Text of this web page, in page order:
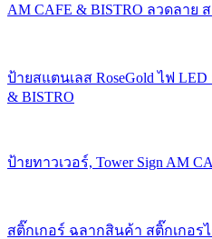
AM CAFE & BISTRO ลวดลาย
ป้ายสแตนเลส RoseGold ไฟ
& BISTRO
ป้ายทาวเวอร์, Tower Sign AM
สติ๊กเกอร์ ฉลากสินค้า สติ๊กเกอ